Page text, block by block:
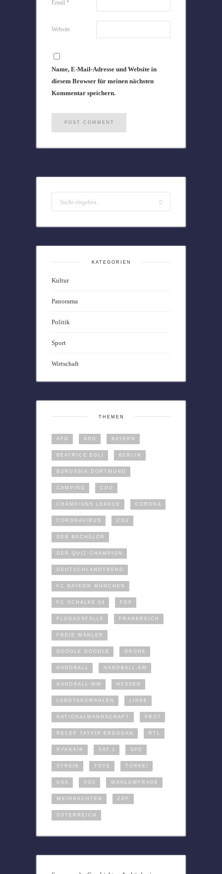
Email *
Website
Name, E-Mail-Adresse und Website in
diesem Browser für meinen nächsten
Kommentar speichern.
KATEGORIEN
Kultur
Panorama
Politik
Sport
Wirtschaft
THEMEN
AFD ARD BAYERN
BEATRICE EGLI BERLIN
BORUSSIA DORTMUND
CAMPING CDU
CHAMPIONS LEAGUE CORONA
CORONAVIRUS CSU
DER BACHELOR
DER QUIZ-CHAMPION
DEUTSCHLANDTREND
FC BAYERN MÜNCHEN
FC SCHALKE 04 FDP
FLUGAUSFÄLLE FRANKREICH
FREIE WÄHLER
GOOGLE DOODLE GRÜNE
HANDBALL HANDBALL-EM
HANDBALL-WM HESSEN
LANDTAGSWAHLEN LINKE
NATIONALMANNSCHAFT PRO7
RECEP TAYYIP ERDOGAN RTL
RYANAIR SAT.1 SPD
STREIK TOTE TÜRKEI
USA VOX WAHLUMFRAGE
WEIHNACHTEN ZDF
ÖSTERREICH